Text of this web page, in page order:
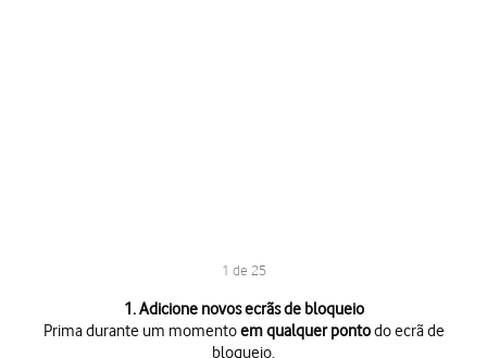
1 de 25
1. Adicione novos ecrãs de bloqueio
Prima durante um momentoem qualquer pontodo ecrã de
bloqueio.